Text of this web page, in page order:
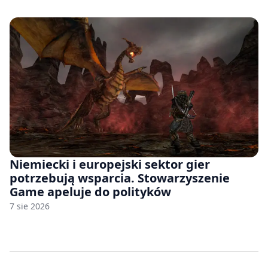
Niemiecki i europejski sektor gier
potrzebują wsparcia. Stowarzyszenie
Game apeluje do polityków
7 sie 2026